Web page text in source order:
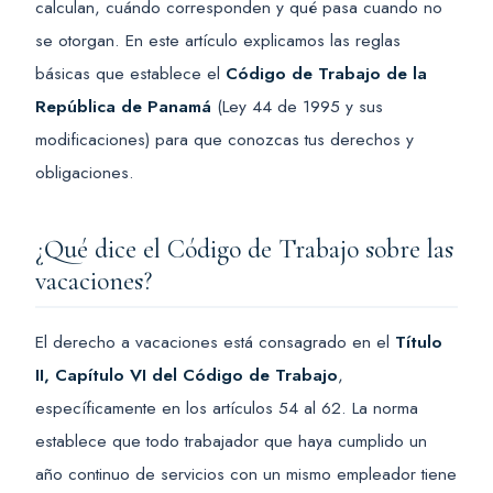
calculan, cuándo corresponden y qué pasa cuando no
se otorgan. En este artículo explicamos las reglas
básicas que establece el Código de Trabajo de la
República de Panamá (Ley 44 de 1995 y sus
modificaciones) para que conozcas tus derechos y
obligaciones.
¿Qué dice el Código de Trabajo sobre las
vacaciones?
El derecho a vacaciones está consagrado en el Título
II, Capítulo VI del Código de Trabajo,
específicamente en los artículos 54 al 62. La norma
establece que todo trabajador que haya cumplido un
año continuo de servicios con un mismo empleador tiene